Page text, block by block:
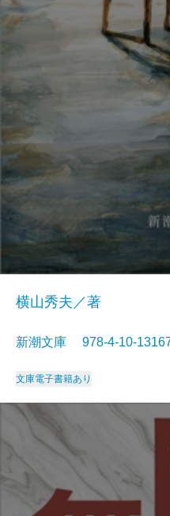
横山秀夫／著
新潮文庫 978-4-10-
文庫電子書籍あり